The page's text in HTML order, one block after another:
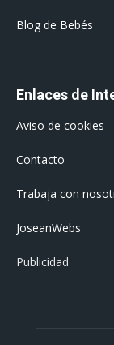
Blog de Bebés
Enlaces de
Aviso de cookies
Contacto
Trabaja con
JoseanWebs
Publicidad